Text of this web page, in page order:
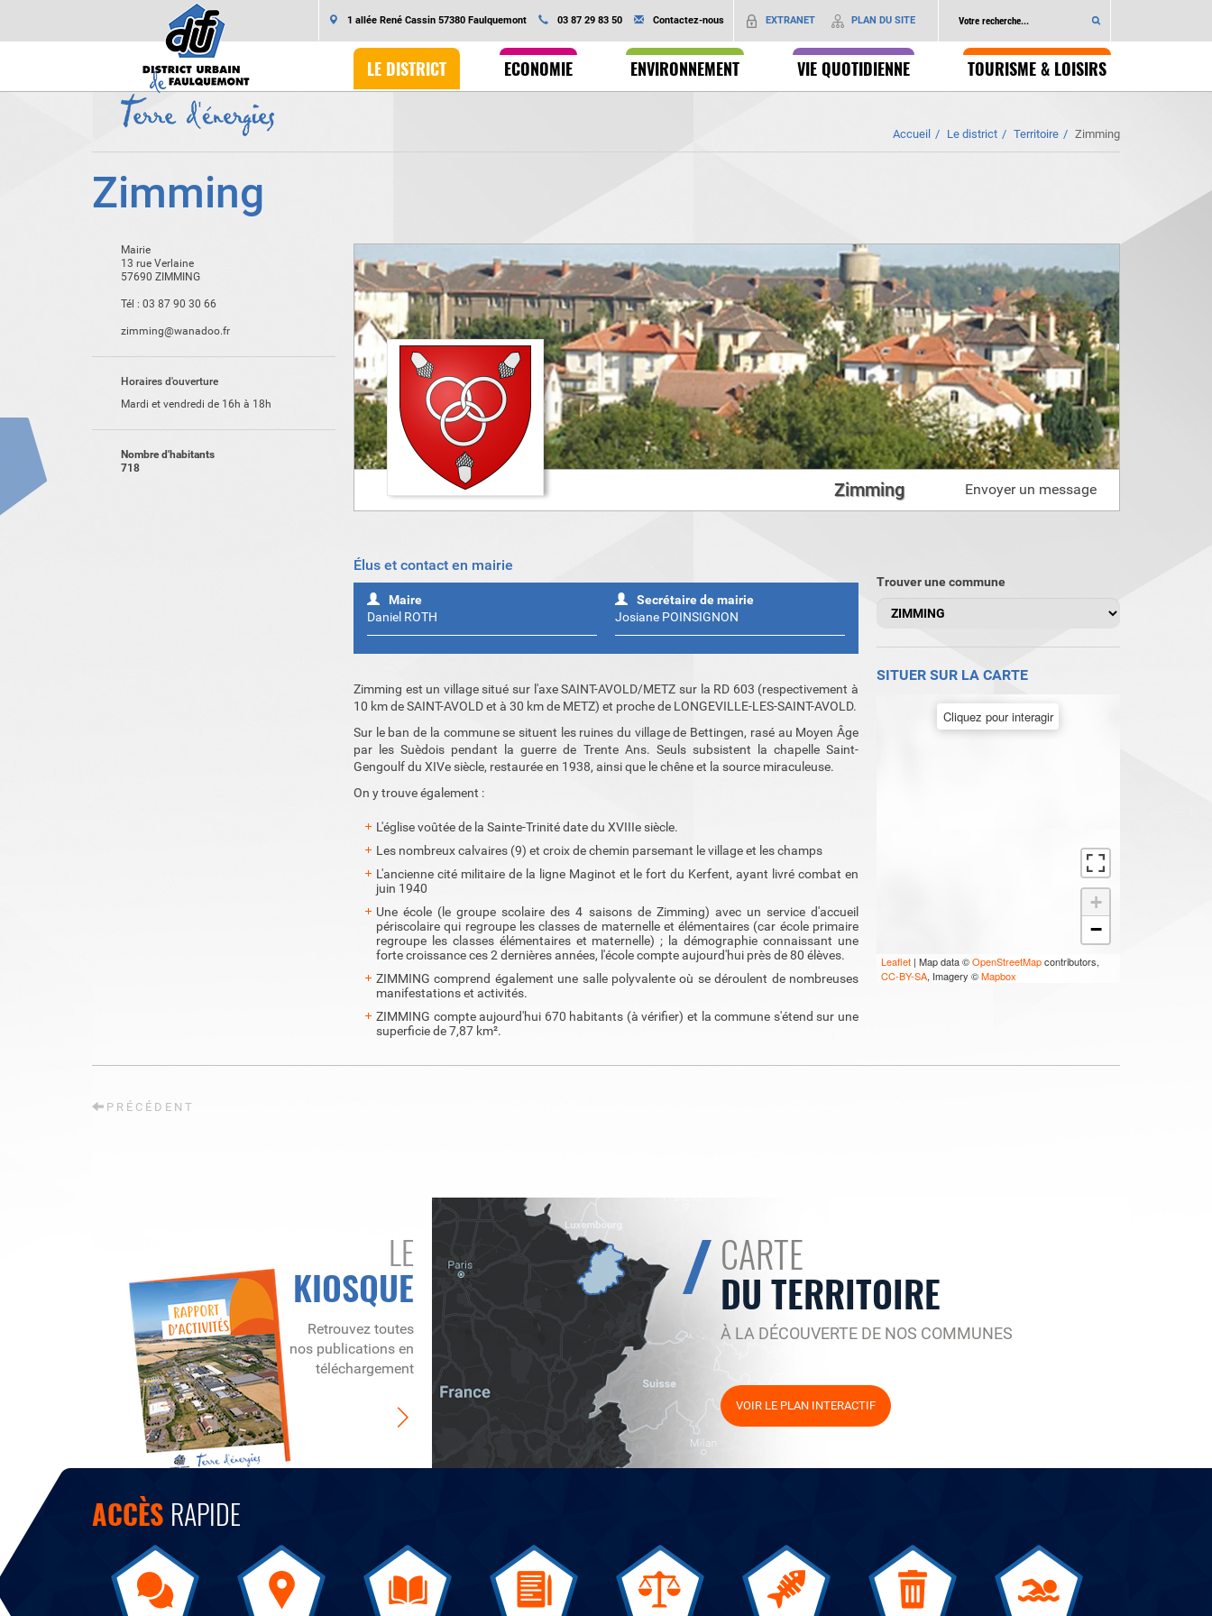
Ok EXTRANET PLAN DU SITE
1 allée René Cassin 57380 Faulquemont 03 87 29 83 50 Contactez-nous
LE DISTRICT ECONOMIE ENVIRONNEMENT VIE QUOTIDIENNE TOURISME & LOISIRS
Accueil Le district Territoire Zimming
Zimming
Zimming Envoyer un message
Élus et contact en mairie
Maire
Daniel ROTH
Secrétaire de mairie
Josiane POINSIGNON
Zimming est un village situé sur l'axe SAINT-AVOLD/METZ sur la RD 603 (respectivement à
10 km de SAINT-AVOLD et à 30 km de METZ) et proche de LONGEVILLE-LES-SAINT-AVOLD.
Sur le ban de la commune se situent les ruines du village de Bettingen, rasé au Moyen Âge
par les Suèdois pendant la guerre de Trente Ans. Seuls subsistent la chapelle Saint-
Gengoulf du XIVe siècle, restaurée en 1938, ainsi que le chêne et la source miraculeuse.
On y trouve également :
L'église voûtée de la Sainte-Trinité date du XVIIIe siècle.
Les nombreux calvaires (9) et croix de chemin parsemant le village et les champs
L'ancienne cité militaire de la ligne Maginot et le fort du Kerfent, ayant livré combat en
juin 1940
Une école (le groupe scolaire des 4 saisons de Zimming) avec un service d'accueil
périscolaire qui regroupe les classes de maternelle et élémentaires (car école primaire
regroupe les classes élémentaires et maternelle) ; la démographie connaissant une
forte croissance ces 2 dernières années, l'école compte aujourd'hui près de 80 élèves.
ZIMMING comprend également une salle polyvalente où se déroulent de nombreuses
manifestations et activités.
ZIMMING compte aujourd'hui 670 habitants (à vérifier) et la commune s'étend sur une
superficie de 7,87 km².
Trouver une commune
SITUER SUR LA CARTE
+
−
Leaflet| Map data ©OpenStreetMapcontributors,
CC-BY-SA, Imagery ©Mapbox
Cliquez pour interagir
Mairie
13 rue Verlaine
57690 ZIMMING
Tél : 03 87 90 30 66
zimming@wanadoo.fr
Horaires d'ouverture
Mardi et vendredi de 16h à 18h
Nombre d'habitants
718
PRÉCÉDENT
LE
KIOSQUE
Retrouvez toutes
nos publications en
téléchargement
CARTE
DU TERRITOIRE
À LA DÉCOUVERTE DE NOS COMMUNES
VOIR LE PLAN INTERACTIF
ACCÈS RAPIDE